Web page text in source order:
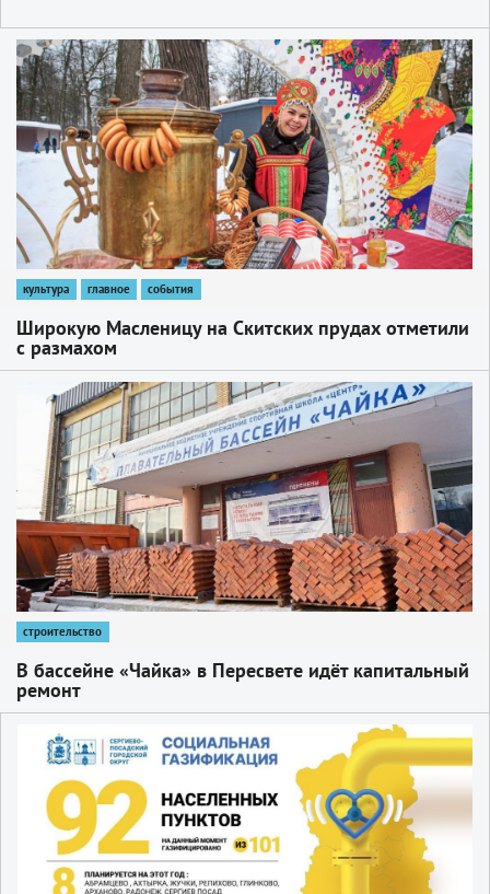
1
культура главное события
Широкую Масленицу на Скитских прудах отметили
с размахом
строительство
В бассейне «Чайка» в Пересвете идёт капитальный
ремонт